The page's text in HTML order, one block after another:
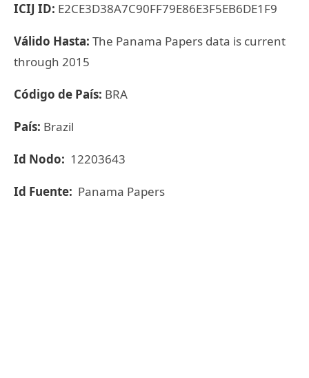
ICIJ ID: E2CE3D38A7C90FF79E86E3F5EB6DE1F9
Válido Hasta: The Panama Papers data is current
through 2015
Código de País: BRA
País: Brazil
Id Nodo: 12203643
Id Fuente: Panama Papers